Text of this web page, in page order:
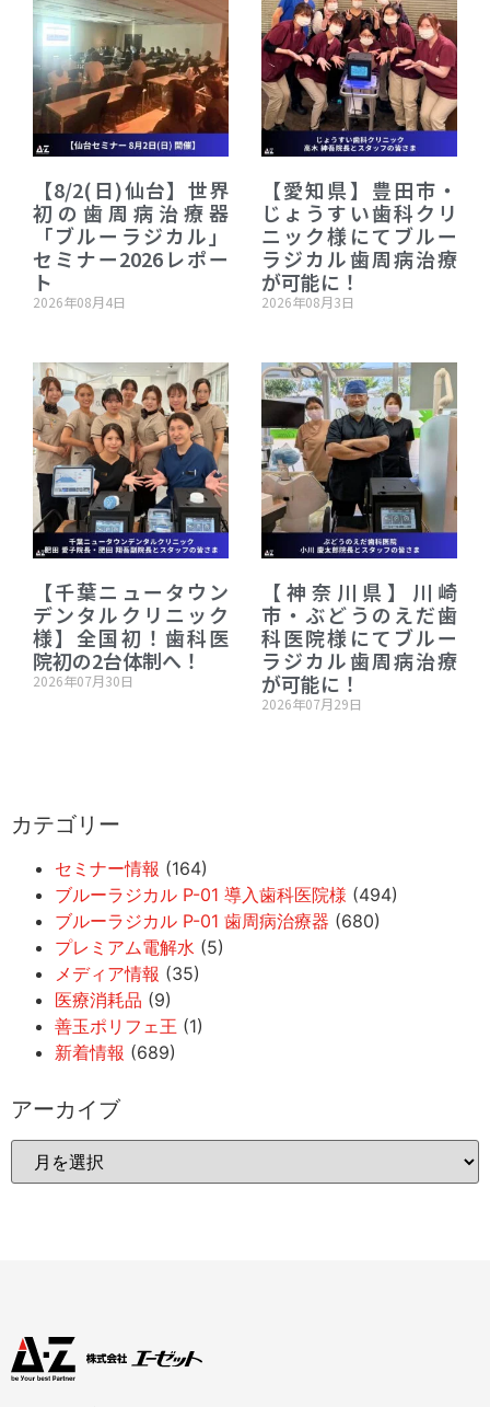
【8/2(日)仙台】世界
初の歯周病治療器
「ブルーラジカル」
セミナー2026レポー
ト
2026年08月4日
【愛知県】豊田市・
じょうすい歯科クリ
ニック様にてブルー
ラジカル歯周病治療
が可能に！
2026年08月3日
【千葉ニュータウン
デンタルクリニック
様】全国初！歯科医
院初の2台体制へ！
2026年07月30日
【神奈川県】川崎
市・ぶどうのえだ歯
科医院様にてブルー
ラジカル歯周病治療
が可能に！
2026年07月29日
カテゴリー
セミナー情報 (164)
ブルーラジカル P-01 導入歯科医院様 (494)
ブルーラジカル P-01 歯周病治療器 (680)
プレミアム電解水 (5)
メディア情報 (35)
医療消耗品 (9)
善玉ポリフェ王 (1)
新着情報 (689)
アーカイブ